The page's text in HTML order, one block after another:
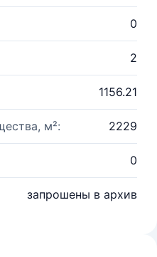
0
2
1156.21
м²: 2229
0
запрошены в архив